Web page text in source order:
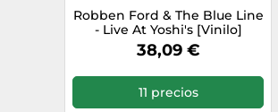
Robben Ford & The Blue Line
- Live At Yoshi's [Vinilo]
38,09 €
11 precios